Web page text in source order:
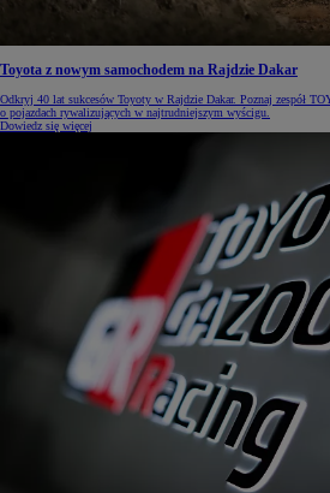
Toyota z nowym samochodem na Rajdzie Dakar
Odkryj 40 lat sukcesów Toyoty w Rajdzie Dakar. Poznaj zespół
o pojazdach rywalizujących w najtrudniejszym wyścigu.
Dowiedz się więcej